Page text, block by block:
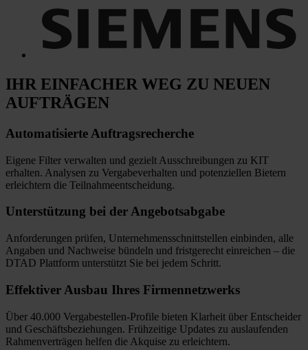
IHR EINFACHER WEG ZU NEUEN
AUFTRÄGEN
Automatisierte Auftragsrecherche
Eigene Filter verwalten und gezielt Ausschreibungen zu KIT
erhalten. Analysen zu Vergabeverhalten und potenziellen Bietern
erleichtern die Teilnahmeentscheidung.
Unterstützung bei der Angebotsabgabe
Anforderungen prüfen, Unternehmensschnittstellen einbinden, alle
Angaben und Nachweise bündeln und fristgerecht einreichen – die
DTAD Plattform unterstützt Sie bei jedem Schritt.
Effektiver Ausbau Ihres Firmennetzwerks
Über 40.000 Vergabestellen-Profile bieten Klarheit über Entscheider
und Geschäftsbeziehungen. Frühzeitige Updates zu auslaufenden
Rahmenverträgen helfen die Akquise zu erleichtern.